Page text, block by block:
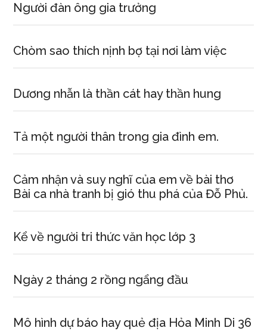
Người đàn ông gia trưởng
Chòm sao thích nịnh bợ tại nơi làm việc
Dương nhẫn là thần cát hay thần hung
Tả một người thân trong gia đình em.
Cảm nhận và suy nghĩ của em về bài thơ
Bài ca nhà tranh bị gió thu phá của Đỗ Phủ.
Kể về người tri thức văn học lớp 3
Ngày 2 tháng 2 rồng ngẩng đầu
Mô hình dự báo hay quẻ địa Hỏa Minh Di 36